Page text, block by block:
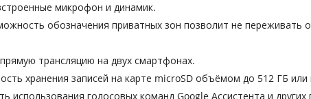
микрофон и динамик.
обозначения приватных зон позволит не переживать
трансляцию на двух смартфонах.
хранения записей на карте microSD объёмом до 512 ГБ или
использования голосовых команд Google Ассистента и